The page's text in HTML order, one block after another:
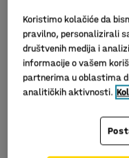
Koristimo kolačiće da
pravilno, personalizirali
društvenih medija i
informacije o vašem
partnerima u oblastima
analitičkih aktivnosti.